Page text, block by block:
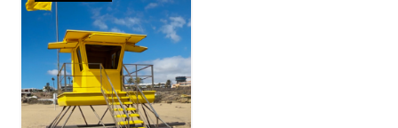
Adicionar
à
lista
de
desejos